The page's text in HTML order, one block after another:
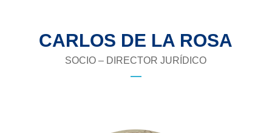
CARLOS DE LA ROSA
SOCIO – DIRECTOR JURÍDICO